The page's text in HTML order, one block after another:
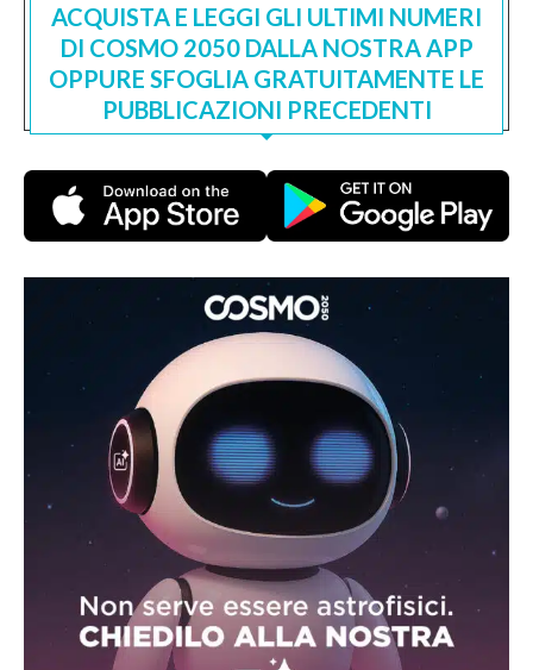
ACQUISTA E LEGGI GLI ULTIMI NUMERI
DI COSMO 2050 DALLA NOSTRA APP
OPPURE SFOGLIA GRATUITAMENTE LE
PUBBLICAZIONI PRECEDENTI